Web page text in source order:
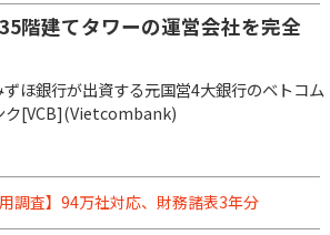
階建てタワーの運営会社を完全
ほ銀行が出資する元国営4大銀行のベトコム
ク[VCB](Vietcombank)
調査】94万社対応、財務諸表3年分